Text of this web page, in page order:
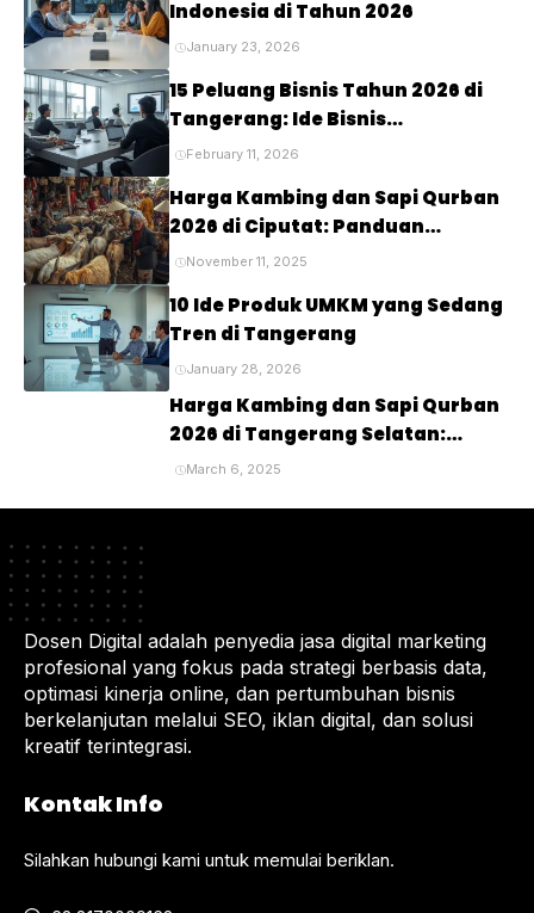
Indonesia di Tahun 2026
January 23, 2026
15 Peluang Bisnis Tahun 2026 di
Tangerang: Ide Bisnis
Menjanjikan untuk Masa Depan
February 11, 2026
Harga Kambing dan Sapi Qurban
2026 di Ciputat: Panduan
Lengkap untuk Perayaan Idul
November 11, 2025
10 Ide Produk UMKM yang Sedang
Tren di Tangerang
January 28, 2026
Harga Kambing dan Sapi Qurban
2026 di Tangerang Selatan:
Panduan Lengkap untuk Pembeli
March 6, 2025
Dosen Digital adalah penyedia jasa digital marketing
profesional yang fokus pada strategi berbasis data,
optimasi kinerja online, dan pertumbuhan bisnis
berkelanjutan melalui SEO, iklan digital, dan solusi
kreatif terintegrasi.
Kontak Info
Silahkan hubungi kami untuk memulai beriklan.